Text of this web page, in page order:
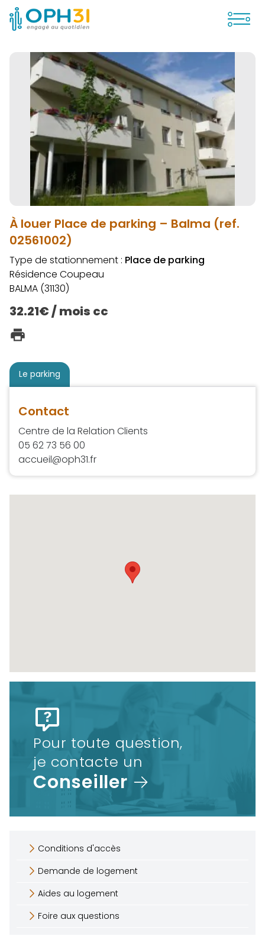
À louer Place de parking – Balma (ref.
02561002)
Type de stationnement : Place de parking
Résidence Coupeau
BALMA (31130)
32.21€ / mois cc
Le parking
Contact
Centre de la Relation Clients
05 62 73 56 00
accueil@oph31.fr
Pour toute question,
je contacte un
Conseiller
Conditions d'accès
Demande de logement
Aides au logement
Foire aux questions